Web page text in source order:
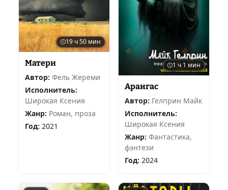
19 ч 50 мин
Матери
Автор: Фель Жереми
Исполнитель:
Широкая Ксения
Жанр: Роман, проза
Год: 2021
1 ч 1 мин
Арангас
Автор: Гелприн Майк
Исполнитель:
Широкая Ксения
Жанр: Фантастика,
фэнтези
Год: 2024